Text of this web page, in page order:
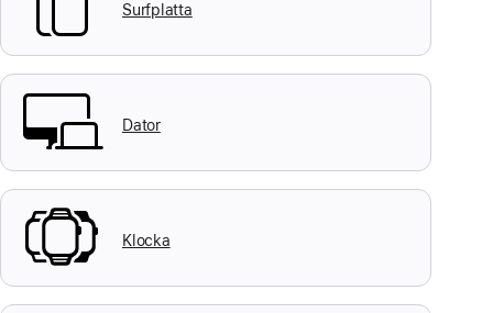
Surfplatta
Dator
Klocka